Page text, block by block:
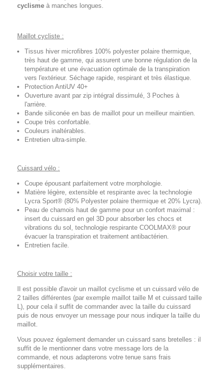
cyclisme à manches longues.
Maillot cycliste :
Tissus hiver microfibres 100% polyester polaire thermique,
très haut de gamme, qui assurent une bonne régulation de la
température et une évacuation optimale de la transpiration
vers l'extérieur. Séchage rapide, respirant et très élastique.
Protection AntiUV 40+
Ouverture avant par zip intégral dissimulé, 3 Poches à
l'arrière.
Bande siliconée en bas de maillot pour un meilleur maintien.
Coupe très confortable.
Couleurs inaltérables.
Entretien ultra-simple.
Cuissard vélo :
Coupe épousant parfaitement votre morphologie.
Matière légère, extensible et respirante avec la technologie
Lycra Sport® (80% Polyester polaire thermique et 20% Lycra).
Peau de chamois haut de gamme pour un confort maximal :
insert du cuissard en gel 3D pour absorber les chocs et
vibrations du sol, technologie respirante COOLMAX® pour
évacuer la transpiration et traitement antibactérien.
Entretien facile.
Choisir votre taille :
Il est possible d'avoir un maillot cyclisme et un cuissard vélo de
2 tailles différentes (par exemple maillot taille M et cuissard taille
L), pour cela il suffit de commander avec la taille du cuissard
puis de nous envoyer un message pour nous indiquer la taille du
maillot.
Vous pouvez également demander un cuissard sans bretelles : il
suffit de le mentionner dans votre message lors de la
commande, et nous adapterons votre tenue sans frais
supplémentaires.